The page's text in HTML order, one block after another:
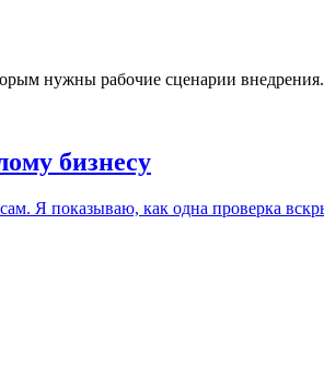
нужны рабочие сценарии внедрения.
бизнесу
Я показываю, как одна проверка